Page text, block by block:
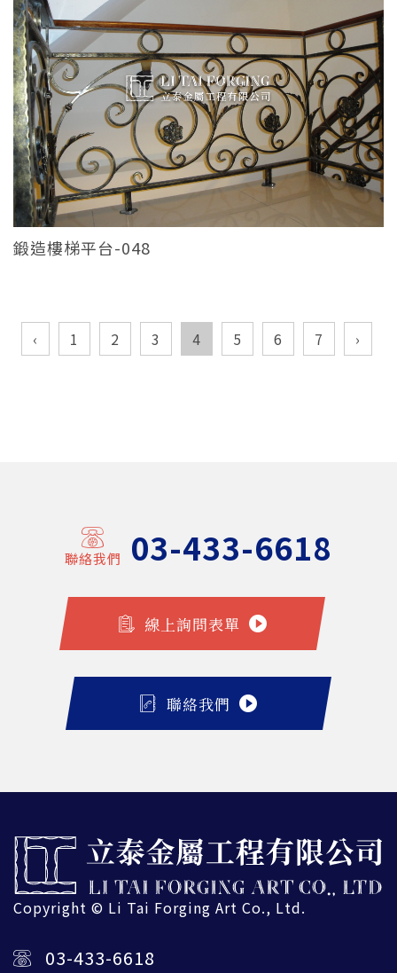
鍛造樓梯平台-048
‹ 1 2 3 4 5 6 7 ›
聯絡我們 03-433-6618
線上詢問表單
聯絡我們
Copyright © Li Tai Forging Art Co., Ltd.
03-433-6618